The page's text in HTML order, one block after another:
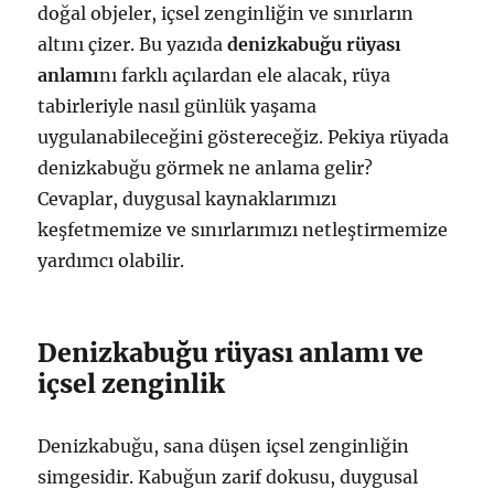
doğal objeler, içsel zenginliğin ve sınırların
altını çizer. Bu yazıdadenizkabuğu rüyası
anlamını farklı açılardan ele alacak, rüya
tabirleriyle nasıl günlük yaşama
uygulanabileceğini göstereceğiz. Pekiya rüyada
denizkabuğu görmek ne anlama gelir?
Cevaplar, duygusal kaynaklarımızı
keşfetmemize ve sınırlarımızı netleştirmemize
yardımcı olabilir.
Denizkabuğu rüyası anlamı ve
içsel zenginlik
Denizkabuğu, sana düşen içsel zenginliğin
simgesidir. Kabuğun zarif dokusu, duygusal